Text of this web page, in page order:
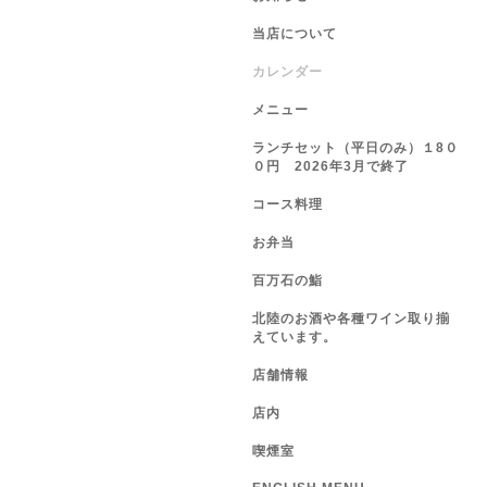
当店について
カレンダー
メニュー
ランチセット（平日のみ）１8０
０円 2026年3月で終了
コース料理
お弁当
百万石の鮨
北陸のお酒や各種ワイン取り揃
えています。
店舗情報
店内
喫煙室